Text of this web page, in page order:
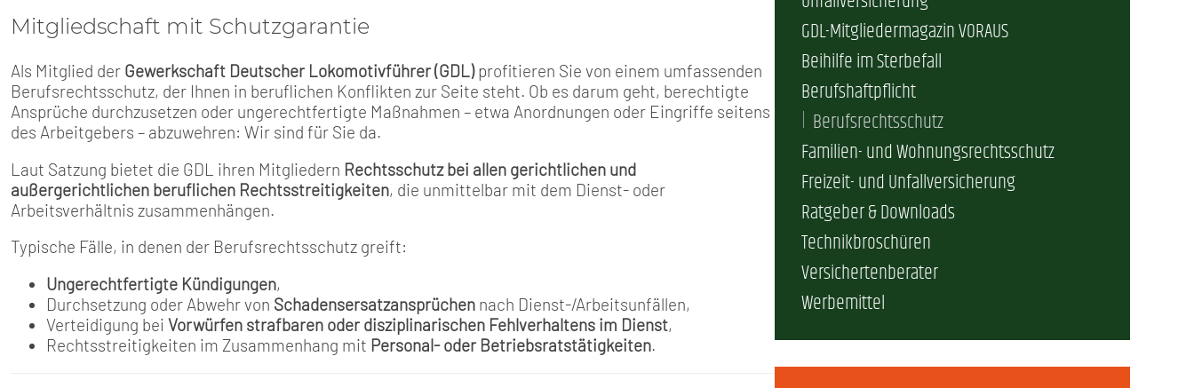
Geschichte
Unsere Satzungen
Nord-Ost
Nordrhein-Westfalen
Süd-West
GDL-Jugend Winter (Ski-Meisterschaft)
Satzung der GDL-Jugend
TARIF
Job-Ticket (DB AG)
Grundsätzliche Fünf-Tage-Woche (DB AG)
Erhöhung des Entgeltes - Mehr als nur Plus (DB AG)
SERVICE
Berufsrechtsschutz
Familien- und Wohnungsrechtsschutz
Freizeit- und Unfallversicherung
Versichertenberater
Werbemittel
MITGLIEDSCHAFT
PRESSE
Mitgliedschaft mit Schutzgarantie
Als Mitglied der Gewerkschaft Deutscher Lokomotivführer (GDL)profitieren Sie von einem umfassenden
Berufsrechtsschutz, der Ihnen in beruflichen Konflikten zur Seite steht. Ob es darum geht, berechtigte
Ansprüche durchzusetzen oder ungerechtfertigte Maßnahmen – etwa Anordnungen oder Eingriffe seitens
des Arbeitgebers – abzuwehren: Wir sind für Sie da.
Laut Satzung bietet die GDL ihren Mitgliedern Rechtsschutz bei allen gerichtlichen und
außergerichtlichen beruflichen Rechtsstreitigkeiten, die unmittelbar mit dem Dienst- oder
Arbeitsverhältnis zusammenhängen.
Typische Fälle, in denen der Berufsrechtsschutz greift:
Ungerechtfertigte Kündigungen,
Durchsetzung oder Abwehr von Schadensersatzansprüchen nach Dienst-/Arbeitsunfällen,
Verteidigung bei Vorwürfen strafbaren oder disziplinarischen Fehlverhaltens im Dienst,
Rechtsstreitigkeiten im Zusammenhang mit Personal- oder Betriebsratstätigkeiten.
GDL-Mitgliedermagazin VORAUS
Beihilfe im Sterbefall
Berufshaftpflicht
Berufsrechtsschutz
Familien- und Wohnungsrechtsschutz
Freizeit- und Unfallversicherung
Ratgeber & Downloads
Technikbroschüren
Versichertenberater
Werbemittel